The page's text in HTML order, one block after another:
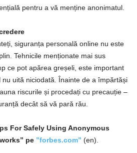
pentru a vă menține anonimatul.
siguranța personală online nu este
Tehnicile menționate mai sus
ce pot apărea greșeli, este important
uită niciodată. Înainte de a împărtăși
riscurile și procedați cu precauție –
decât să vă pară rău.
For Safely Using Anonymous
pe ”forbes.com” (en).